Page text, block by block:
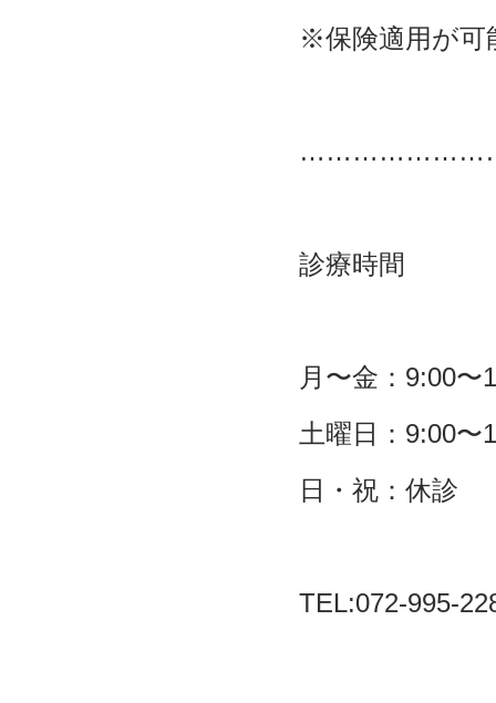
※保険適用が
診療時間
月〜金： 9:00〜
土曜日： 9:00〜
日・祝：休診
TEL:072-995-